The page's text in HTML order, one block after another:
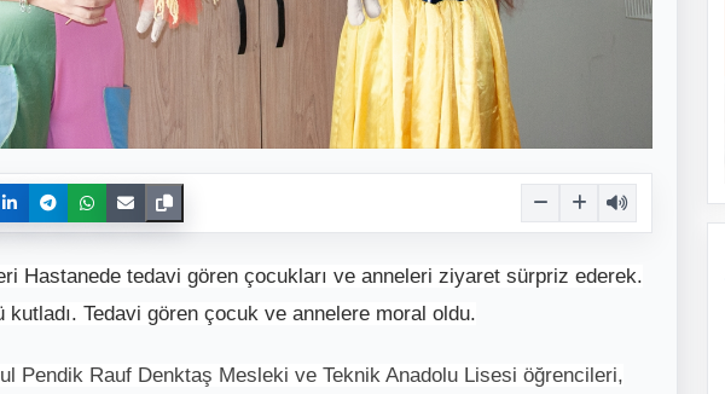
Hastanede tedavi gören çocukları ve anneleri ziyaret sürpriz ederek.
kutladı. Tedavi gören çocuk ve annelere moral oldu.
Pendik Rauf Denktaş Mesleki ve Teknik Anadolu Lisesi öğrencileri,